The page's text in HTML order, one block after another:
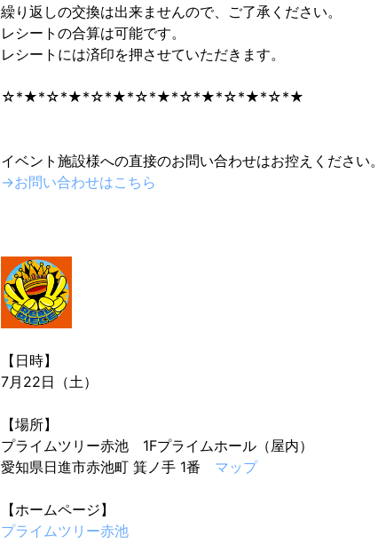
繰り返しの交換は出来ませんので、ご了承ください。
レシートの合算は可能です。
レシートには済印を押させていただきます。
☆*★*☆*★*☆*★*☆*★*☆*★*☆*★*☆*★
イベント施設様への直接のお問い合わせはお控えください
→お問い合わせはこちら
【日時】
7月22日（土）
【場所】
プライムツリー赤池 1Fプライムホール（屋内）
愛知県日進市赤池町 箕ノ手 1番 マップ
【ホームページ】
プライムツリー赤池